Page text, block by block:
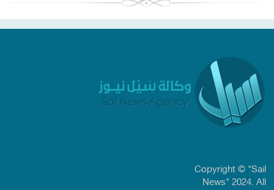
Copyright © "Sail
News" 2024. All